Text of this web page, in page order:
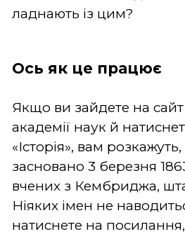
ладнають із цим?
Ось як це працює
Якщо ви зайдете на
академії наук й
«Історія», вам
засновано 3 березня
вчених з Кембриджа,
Ніяких імен не
натиснете на